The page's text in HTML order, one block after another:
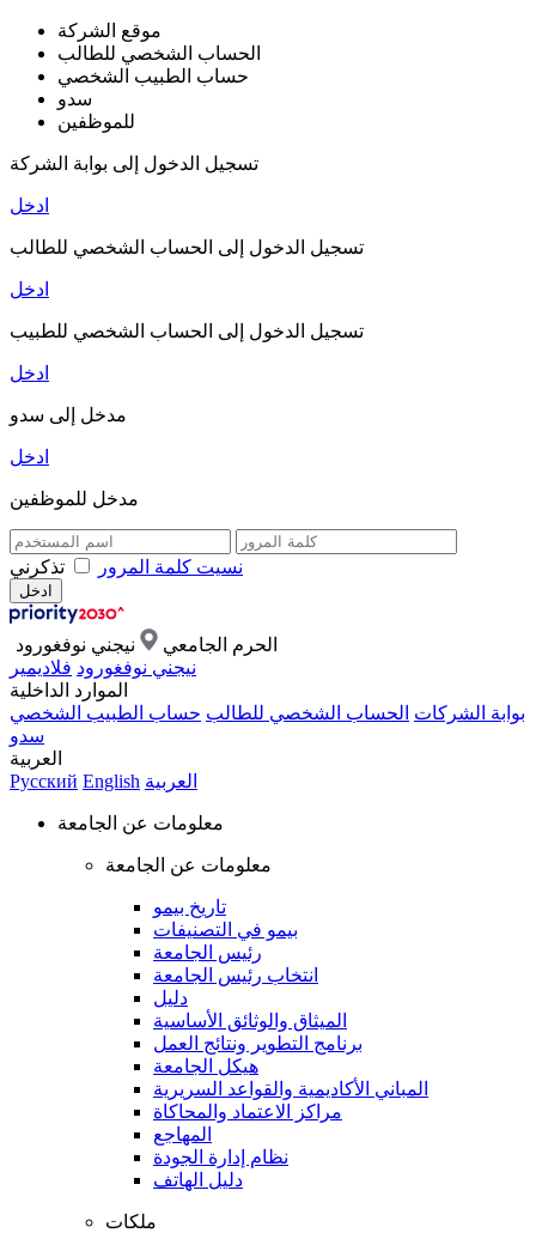
موقع الشركة
الحساب الشخصي للطالب
حساب الطبيب الشخصي
سدو
للموظفين
تسجيل الدخول إلى بوابة الشركة
ادخل
تسجيل الدخول إلى الحساب الشخصي للطالب
ادخل
تسجيل الدخول إلى الحساب الشخصي للطبيب
ادخل
مدخل إلى سدو
ادخل
مدخل للموظفين
نسيت كلمة المرور تذكرني
الحرم الجامعي
نيجني نوفغورود
نيجني نوفغورود فلاديمير
الموارد الداخلية
بوابة الشركات الحساب الشخصي للطالب حساب الطبيب الشخصي
سدو
العربية
Русский English العربية
معلومات عن الجامعة
معلومات عن الجامعة
تاريخ بيمو
بيمو في التصنيفات
رئيس الجامعة
انتخاب رئيس الجامعة
دليل
الميثاق والوثائق الأساسية
برنامج التطوير ونتائج العمل
هيكل الجامعة
المباني الأكاديمية والقواعد السريرية
مراكز الاعتماد والمحاكاة
المهاجع
نظام إدارة الجودة
دليل الهاتف
ملكات